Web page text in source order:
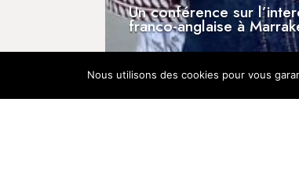
Un conférence sur l’interculturel
franco-anglaise à Marrakech
[Presse] Invitée au
Nous utilisons des cookies pour vous